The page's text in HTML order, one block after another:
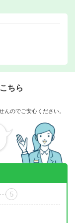
ちら
んのでご安心ください。
5